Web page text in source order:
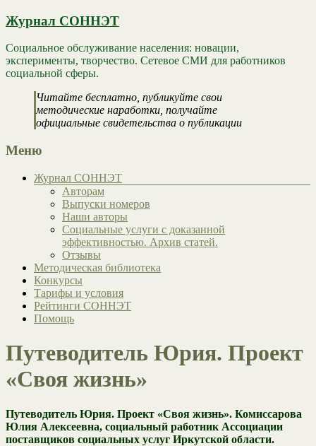
Журнал СОННЭТ
Социальное обслуживание населения: новации,
эксперименты, творчество. Сетевое СМИ для работников
социальной сферы.
Читайте бесплатно, публикуйте свои
методические наработки, получайте
официальные свидетельства о публикации
Меню
Журнал СОННЭТ
Авторам
Выпуски номеров
Наши авторы
Социальные услуги с доказанной
эффективностью. Архив статей.
Отзывы
Методическая библиотека
Конкурсы
Тарифы и условия
Рейтинги СОННЭТ
Помощь
Путеводитель Юрия. Проект
«Своя жизнь»
Путеводитель Юрия. Проект «Своя жизнь». Комиссарова
Юлия Алексеевна, социальный работник Ассоциации
поставщиков социальных услуг Иркутской области.